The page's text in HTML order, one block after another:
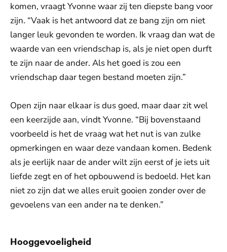
komen, vraagt Yvonne waar zij ten diepste bang voor
zijn. “Vaak is het antwoord dat ze bang zijn om niet
langer leuk gevonden te worden. Ik vraag dan wat de
waarde van een vriendschap is, als je niet open durft
te zijn naar de ander. Als het goed is zou een
vriendschap daar tegen bestand moeten zijn.”
Open zijn naar elkaar is dus goed, maar daar zit wel
een keerzijde aan, vindt Yvonne. “Bij bovenstaand
voorbeeld is het de vraag wat het nut is van zulke
opmerkingen en waar deze vandaan komen. Bedenk
als je eerlijk naar de ander wilt zijn eerst of je iets uit
liefde zegt en of het opbouwend is bedoeld. Het kan
niet zo zijn dat we alles eruit gooien zonder over de
gevoelens van een ander na te denken.”
Hooggevoeligheid